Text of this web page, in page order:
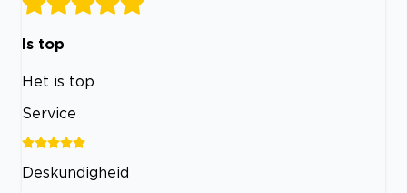
Is top
Het is top
Service
Deskundigheid